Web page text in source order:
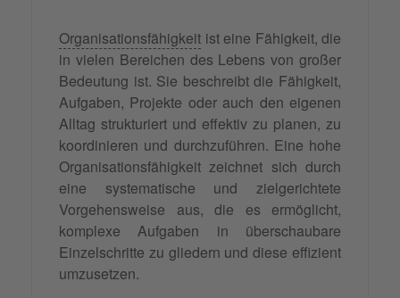
Organisationsfähigkeit ist eine Fähigkeit, die
in vielen Bereichen des Lebens von großer
Bedeutung ist. Sie beschreibt die Fähigkeit,
Aufgaben, Projekte oder auch den eigenen
Alltag strukturiert und effektiv zu planen, zu
koordinieren und durchzuführen. Eine hohe
Organisationsfähigkeit zeichnet sich durch
eine systematische und zielgerichtete
Vorgehensweise aus, die es ermöglicht,
komplexe Aufgaben in überschaubare
Einzelschritte zu gliedern und diese effizient
umzusetzen.